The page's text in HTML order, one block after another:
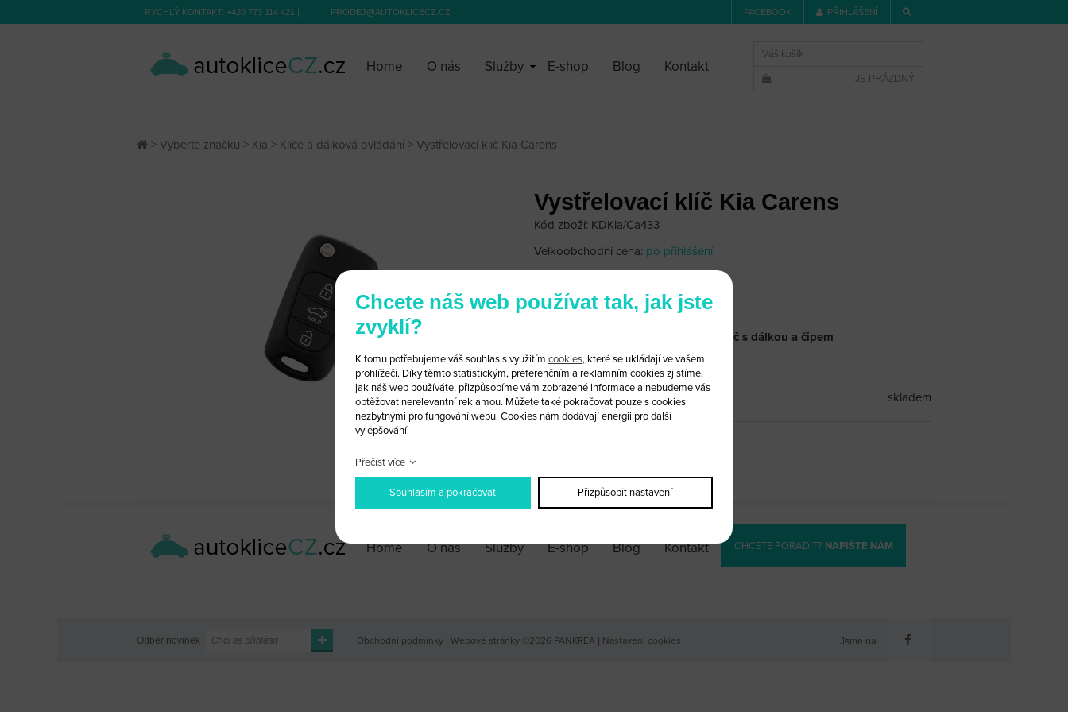
RYCHLÝ KONTAKT: +420 773 114 421 | PRODEJ@AUTOKLICECZ.CZ FACEBOOK PŘIHLÁŠENÍ
Home O nás Služby E-shop Blog Kontakt
Váš košík
JE PRÁZDNÝ
> Vyberte značku > Kia > Klíče a dálková ovládání> Vystřelovací klíč Kia Carens
Vystřelovací klíč Kia Carens
Kód zboží: KDKia/Ca433
Velkoobchodní cena: po přihlášení
Kia Carens kompletní vystřelovací klíč s dálkou a čipem
Transpondér: ID46 - Pcf7936
Frekvence: 433MHz
ks skladem
Home O nás Služby E-shop Blog Kontakt CHCETE PORADIT? NAPIŠTE NÁM
Odběr novinek Obchodní podmínky | Webové stránky ©2026 PANKREA | Nastavení cookies Jsme na
Chcete náš web používat tak, jak jste
zvyklí?
K tomu potřebujeme váš souhlas s využitím cookies, které se ukládají ve vašem
prohlížeči. Díky těmto statistickým, preferenčním a reklamním cookies zjistíme,
jak náš web používáte, přizpůsobíme vám zobrazené informace a nebudeme vás
obtěžovat nerelevantní reklamou. Můžete také pokračovat pouze s cookies
nezbytnými pro fungování webu. Cookies nám dodávají energii pro další
vylepšování.
Přečíst více
Souhlasím a pokračovat Přizpůsobit nastavení